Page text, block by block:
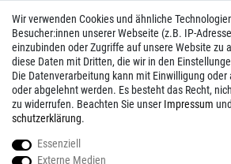
Wir verwenden Cookies und ähnliche
Besucher:innen unserer Webseite (z.B. IP-
einzubinden oder Zugriffe auf unsere Website zu
diese Daten mit Dritten, die wir in den
Die Datenverarbeitung kann mit Einwilligung
oder abgelehnt werden. Es besteht das Recht,
zu widerrufen. Beachten Sie unser Impressum
schutz­erklärung.
Essenziell
Externe Medien